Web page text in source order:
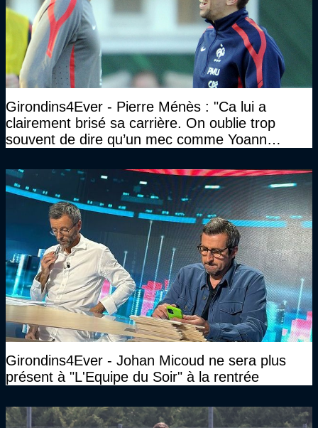
Girondins4Ever - Pierre Ménès : "Ca lui a
clairement brisé sa carrière. On oublie trop
souvent de dire qu’un mec comme Yoann
Girondins4Ever - Johan Micoud ne sera plus
présent à "L'Equipe du Soir" à la rentrée